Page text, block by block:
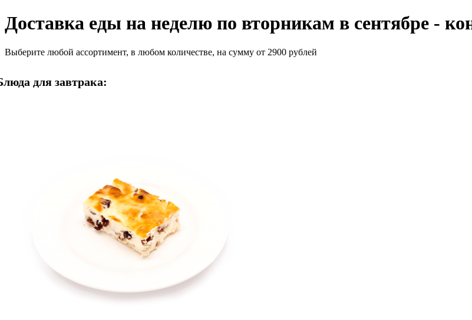
Доставка еды на неделю по вторникам в сентябре -
Выберите любой ассортимент, в любом количестве, на сумму от 2900 рублей
для завтрака: